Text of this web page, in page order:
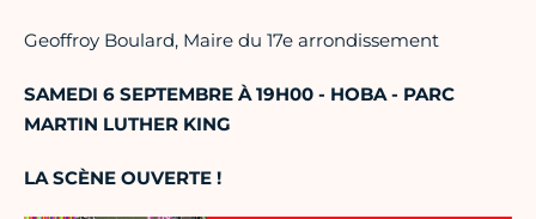
Geoffroy Boulard, Maire du 17e arrondissement
SAMEDI 6 SEPTEMBRE À 19H00 - HOBA - PARC
MARTIN LUTHER KING
LA SCÈNE OUVERTE !